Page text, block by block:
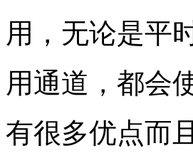
用，无论是平
用通道，都会
有很多优点而